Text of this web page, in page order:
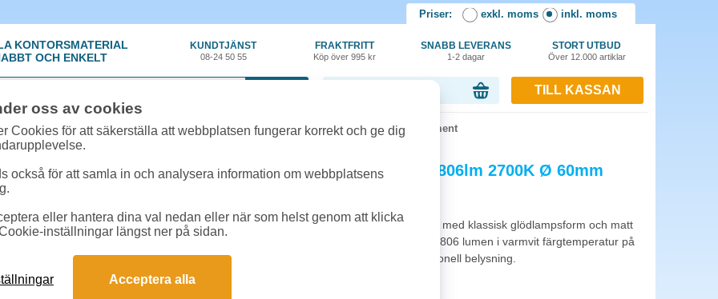
Priser: exkl. moms inkl. moms
KONTORSMATERIAL
OCH ENKELT
KUNDTJÄNST
08-24 50 55
FRAKTFRITT
Köp över 995 kr
SNABB LEVERANS
1-2 dagar
STORT UTBUD
Över 12.000 artiklar
TILL KASSAN
Elartiklar»LED-lampor»LED Klotlampa E27 Osram 5,9W 806lm 2700K Ø 60mm Filament
LED Klotlampa E27 Osram 5,9W 806lm 2700K Ø 60mm
LED-lampa Osram E27 5.9W är en filamentlampa med klassisk glödlampsform och matt
glas för mjuk och jämn ljusspridning. Lampan ger 806 lumen i varmvit färgtemperatur på
2700K, vilket passar för både dekorativ och funktionell belysning.
oss av cookies
Cookies för att säkerställa att webbplatsen fungerar korrekt och ge dig
också för att samla in och analysera information om webbplatsens
eller hantera dina val nedan eller när som helst genom att klicka
inställningar längst ner på sidan.
Acceptera alla